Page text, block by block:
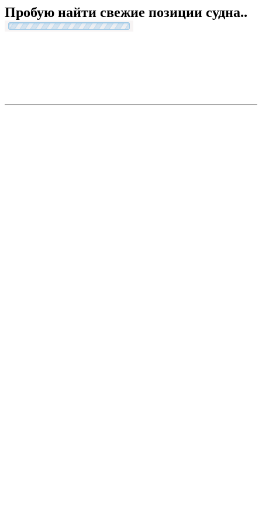
Пробую найти свежие позиции судна..